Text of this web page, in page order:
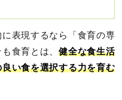
表現するなら「食育の専
食育とは、健全な食生活
い食を選択する力を育む